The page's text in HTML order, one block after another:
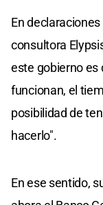
En
consultora
este gobierno es
funcionan, el
posibilidad de
hacerlo".
En ese sentido,